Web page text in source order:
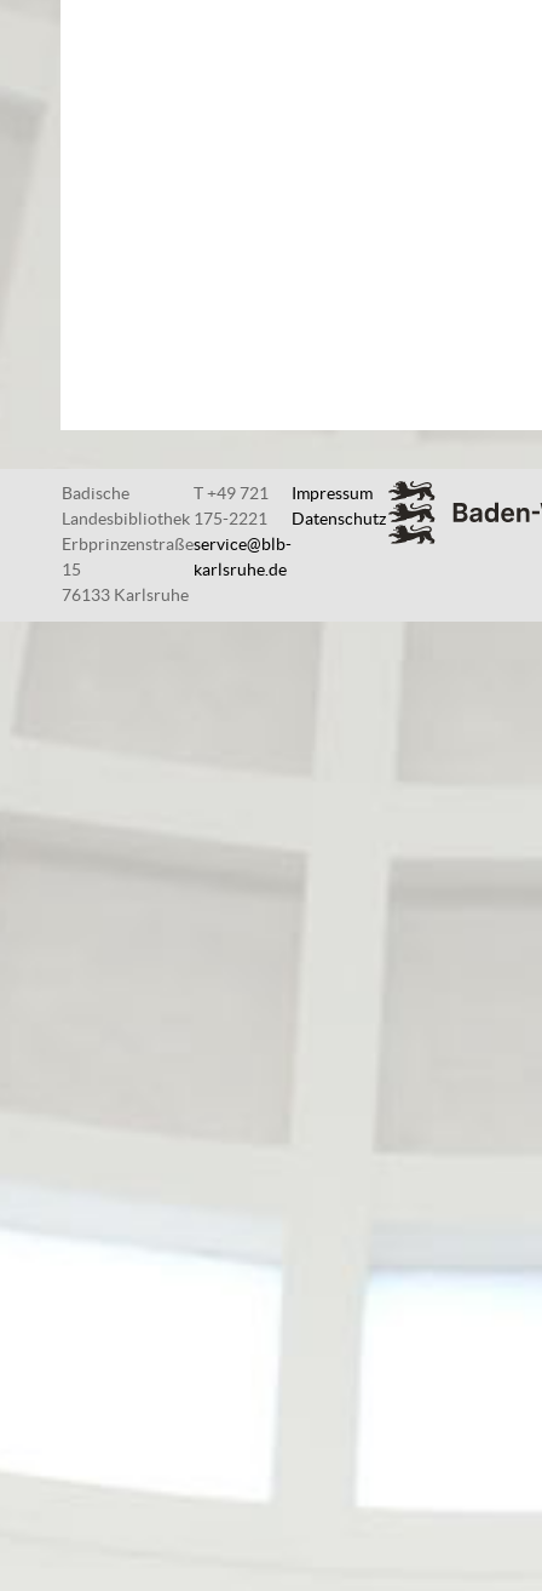
Badische
Landesbibliothek
Erbprinzenstraße
15
76133 Karlsruhe
T +49 721
175-2221
service@blb-
karlsruhe.de
Impressum
Datenschutz